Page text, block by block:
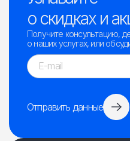
о скидках и
Получите консультацию,
о наших услугах, или
Отправить данные